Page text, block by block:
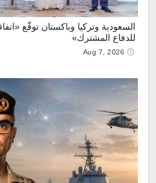
السعودية وتركيا وباكستان توقّع
للدفاع المشترك»
Aug 7, 2026